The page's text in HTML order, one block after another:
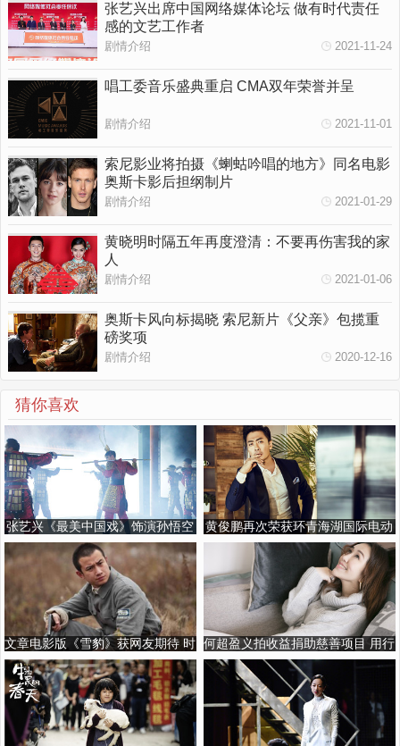
张艺兴出席中国网络媒体论坛 做有时代责任
感的文艺工作者
剧情介绍 2021-11-24
唱工委音乐盛典重启 CMA双年荣誉并呈
剧情介绍 2021-11-01
索尼影业将拍摄《蝲蛄吟唱的地方》同名电影
奥斯卡影后担纲制片
剧情介绍 2021-01-29
黄晓明时隔五年再度澄清：不要再伤害我的家
人
剧情介绍 2021-01-06
奥斯卡风向标揭晓 索尼新片《父亲》包揽重
磅奖项
剧情介绍 2020-12-16
猜你喜欢
张艺兴《最美中国戏》饰演孙悟空
以街舞对话戏曲文化
黄俊鹏再次荣获环青海湖国际电动
汽车挑战赛公益形象大使称号
文章电影版《雪豹》获网友期待 时
隔十年再现经典
何超盈义拍收益捐助慈善项目 用行
动回馈社会